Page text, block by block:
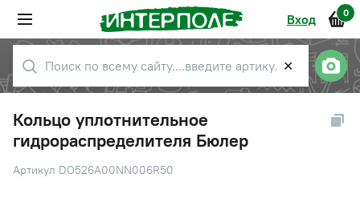
Вход 0
✕
Кольцо уплотнительное
гидрораспределителя Бюлер
Артикул DO526A00NN006R50